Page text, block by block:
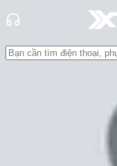
Hỏi đáp